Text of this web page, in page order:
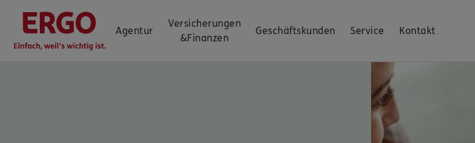
Agentur
Versicherungen
&Finanzen
Geschäftskunden Service Kontakt